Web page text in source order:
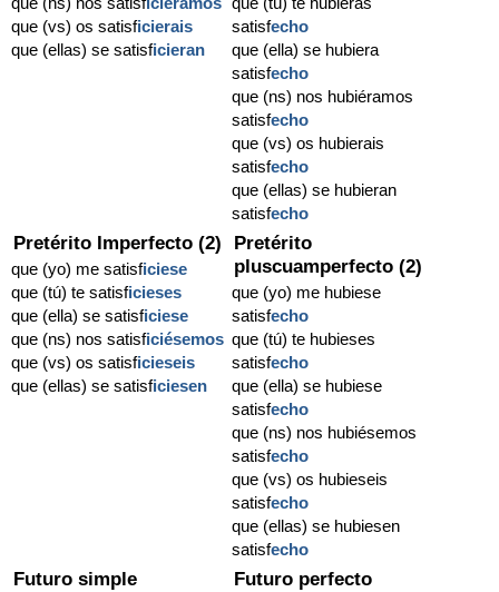
que (vs) os satisficierais
que (ellas) se satisficieran
satisfecho
que (ella) se hubiera
satisfecho
que (ns) nos hubiéramos
satisfecho
que (vs) os hubierais
satisfecho
que (ellas) se hubieran
satisfecho
Pretérito Imperfecto (2)
que (yo) me satisficiese
que (tú) te satisficieses
que (ella) se satisficiese
que (ns) nos satisficiésemos
que (vs) os satisficieseis
que (ellas) se satisficiesen
Pretérito
pluscuamperfecto (2)
que (yo) me hubiese
satisfecho
que (tú) te hubieses
satisfecho
que (ella) se hubiese
satisfecho
que (ns) nos hubiésemos
satisfecho
que (vs) os hubieseis
satisfecho
que (ellas) se hubiesen
satisfecho
Futuro simple Futuro perfecto